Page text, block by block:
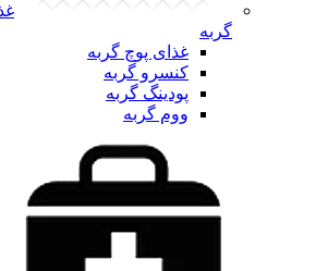
گربه
غذای پوچ گربه
کنسرو گربه
پودینگ گربه
ووم گربه